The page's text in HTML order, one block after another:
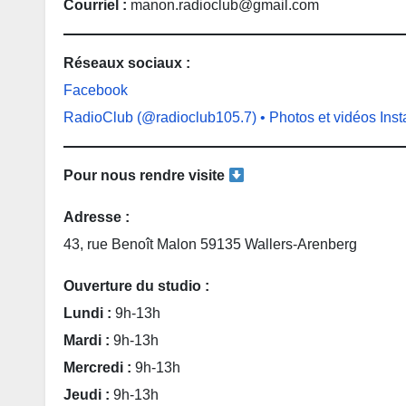
Courriel : manon.radioclub@gmail.com
Réseaux sociaux :
Facebook
RadioClub (@radioclub105.7) • Photos et vidéos
Pour nous rendre visite
Adresse :
43, rue Benoît Malon 59135 Wallers-Arenberg
Ouverture du studio :
Lundi : 9h-13h
Mardi : 9h-13h
Mercredi : 9h-13h
Jeudi : 9h-13h